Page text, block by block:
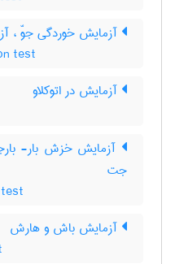
آزمایش خوردگی جوّ ،
test
آزمایش در اتوکلاو
آزمایش خزش بار-
جت
آزمایش باش و هارش